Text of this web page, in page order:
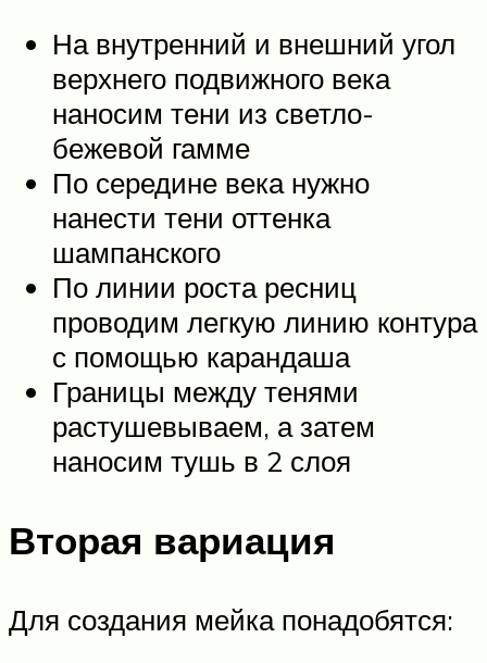
На внутренний и внешний угол
верхнего подвижного века
наносим тени из светло-
бежевой гамме
По середине века нужно
нанести тени оттенка
шампанского
По линии роста ресниц
проводим легкую линию контура
с помощью карандаша
Границы между тенями
растушевываем, а затем
наносим тушь в 2 слоя
Вторая вариация
Для создания мейка понадобятся: